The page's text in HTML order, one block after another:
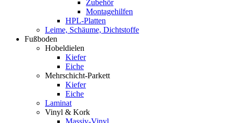
Zubehör
Montagehilfen
HPL-Platten
Leime, Schäume, Dichtstoffe
Fußboden
Hobeldielen
Kiefer
Eiche
Mehrschicht-Parkett
Kiefer
Eiche
Laminat
Vinyl & Kork
Massiv-Vinyl